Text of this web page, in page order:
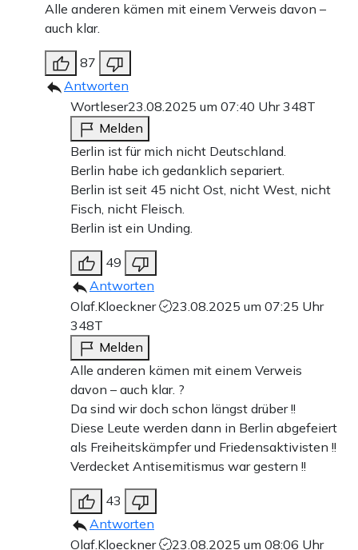
Alle anderen kämen mit einem Verweis davon –
auch klar.
87
Antworten
Wortleser23.08.2025 um 07:40 Uhr348T
Melden
Berlin ist für mich nicht Deutschland.
Berlin habe ich gedanklich separiert.
Berlin ist seit 45 nicht Ost, nicht West, nicht
Fisch, nicht Fleisch.
Berlin ist ein Unding.
49
Antworten
Olaf.Kloeckner
23.08.2025 um 07:25 Uhr
348T
Melden
Alle anderen kämen mit einem Verweis
davon – auch klar. ?
Da sind wir doch schon längst drüber !!
Diese Leute werden dann in Berlin abgefeiert
als Freiheitskämpfer und Friedensaktivisten !!
Verdecket Antisemitismus war gestern !!
43
Antworten
Olaf.Kloeckner
23.08.2025 um 08:06 Uhr